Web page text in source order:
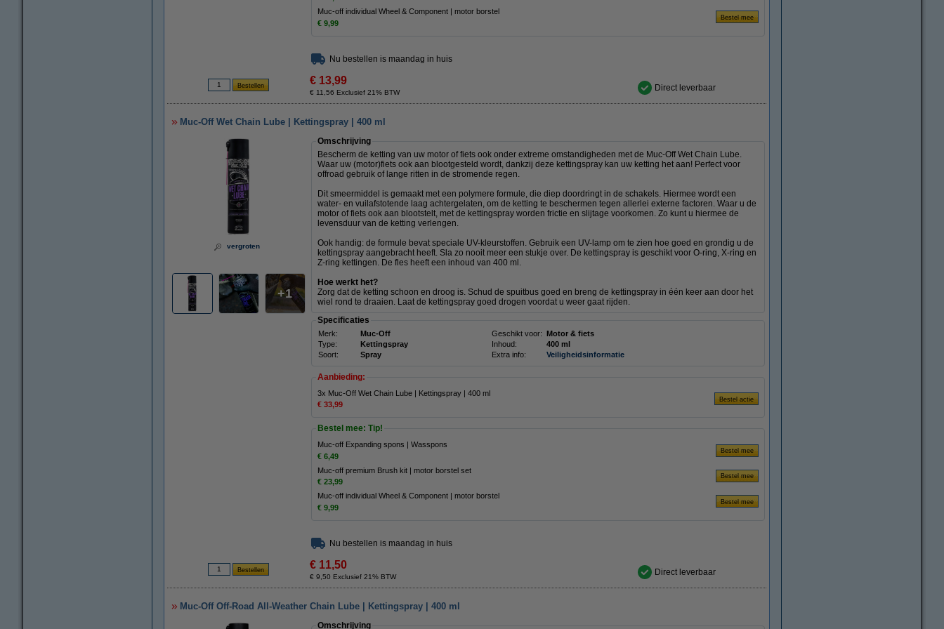
Muc-off individual Wheel & Component | motor borstel
€ 9,99
Nu bestellen is maandag in huis
€ 13,99
€ 11,56 Exclusief 21% BTW Direct leverbaar
Muc-Off Wet Chain Lube | Kettingspray | 400 ml
vergroten
1
Omschrijving
Bescherm de ketting van uw motor of fiets ook onder extreme omstandigheden met de Muc-Off Wet Chain Lube.
Waar uw (motor)fiets ook aan blootgesteld wordt, dankzij deze kettingspray kan uw ketting het aan! Perfect voor
offroad gebruik of lange ritten in de stromende regen.
Dit smeermiddel is gemaakt met een polymere formule, die diep doordringt in de schakels. Hiermee wordt een
water- en vuilafstotende laag achtergelaten, om de ketting te beschermen tegen allerlei externe factoren. Waar u de
motor of fiets ook aan blootstelt, met de kettingspray worden frictie en slijtage voorkomen. Zo kunt u hiermee de
levensduur van de ketting verlengen.
Ook handig: de formule bevat speciale UV-kleurstoffen. Gebruik een UV-lamp om te zien hoe goed en grondig u de
kettingspray aangebracht heeft. Sla zo nooit meer een stukje over. De kettingspray is geschikt voor O-ring, X-ring en
Z-ring kettingen. De fles heeft een inhoud van 400 ml.
Hoe werkt het?
Zorg dat de ketting schoon en droog is. Schud de spuitbus goed en breng de kettingspray in één keer aan door het
wiel rond te draaien. Laat de kettingspray goed drogen voordat u weer gaat rijden.
Specificaties
Merk: Muc-Off Geschikt voor: Motor & fiets
Type:
Kettingspray Inhoud:
400 ml
Soort:
Spray Extra info: Veiligheidsinformatie
Aanbieding:
3x Muc-Off Wet Chain Lube | Kettingspray | 400 ml
€ 33,99
Bestel mee: Tip!
Muc-off Expanding spons | Wasspons
€ 6,49
Muc-off premium Brush kit | motor borstel set
€ 23,99
Muc-off individual Wheel & Component | motor borstel
€ 9,99
Nu bestellen is maandag in huis
€ 11,50
€ 9,50 Exclusief 21% BTW Direct leverbaar
Muc-Off Off-Road All-Weather Chain Lube | Kettingspray | 400 ml
Omschrijving